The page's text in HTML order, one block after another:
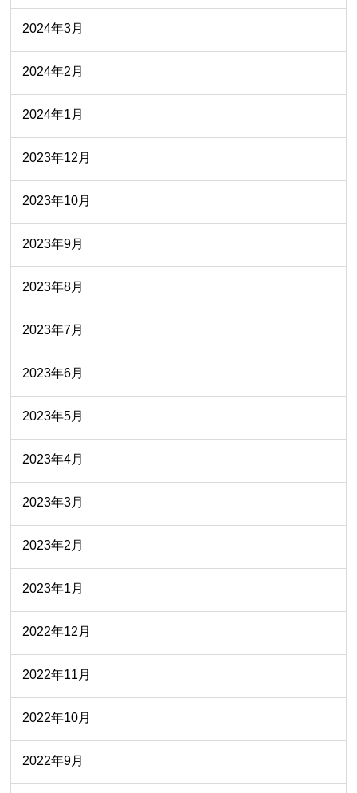
2024年3月
2024年2月
2024年1月
2023年12月
2023年10月
2023年9月
2023年8月
2023年7月
2023年6月
2023年5月
2023年4月
2023年3月
2023年2月
2023年1月
2022年12月
2022年11月
2022年10月
2022年9月